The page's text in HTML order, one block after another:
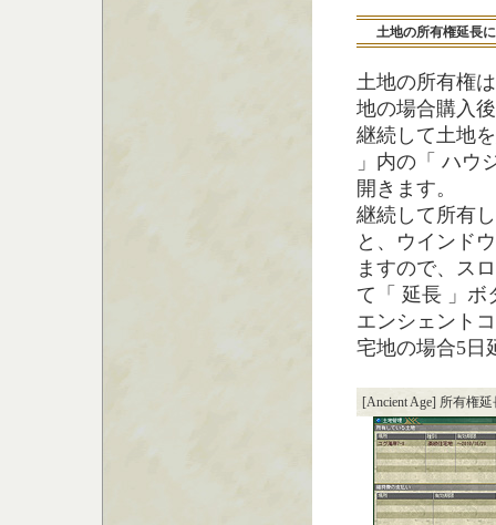
土地の所有権延長
土地の所有権
地の場合購入
継続して土地
」内の「 ハウ
開きます。
継続して所有
と、ウインド
ますので、ス
て「 延長 」ボ
エンシェント
宅地の場合5日
[Ancient Age] 所有権